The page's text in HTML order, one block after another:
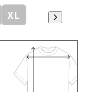
XL